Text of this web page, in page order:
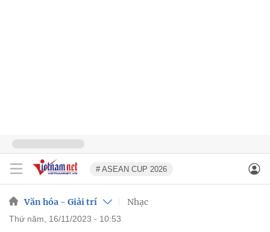
# ASEAN CUP 2026
Văn hóa - Giải trí Nhạc
thứ năm, 16/11/2023 - 10:53